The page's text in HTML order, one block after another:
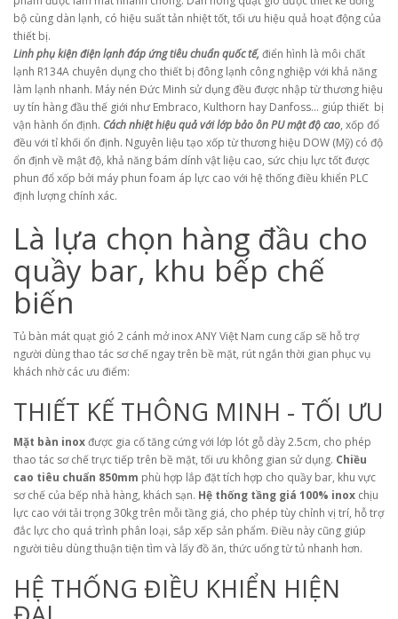
bộ cùng dàn lạnh, có hiệu suất tản nhiệt tốt, tối ưu hiệu quả hoạt động của
thiết bị.
Linh phụ kiện điện lạnh đáp ứng tiêu chuẩn quốc tế, điển hình là môi chất
lạnh R134A chuyên dụng cho thiết bị đông lạnh công nghiệp với khả năng
làm lạnh nhanh. Máy nén Đức Minh sử dụng đều được nhập từ thương hiệu
uy tín hàng đầu thế giới như Embraco, Kulthorn hay Danfoss… giúp thiết bị
vận hành ổn định. Cách nhiệt hiệu quả với lớp bảo ôn PU mật độ cao, xốp đổ
đều với tỉ khối ổn định. Nguyên liệu tạo xốp từ thương hiệu DOW (Mỹ) có độ
ổn định về mật độ, khả năng bám dính vật liệu cao, sức chịu lực tốt được
phun đổ xốp bởi máy phun foam áp lực cao với hệ thống điều khiển PLC
định lượng chính xác.
Là lựa chọn hàng đầu cho
quầy bar, khu bếp chế
biến
Tủ bàn mát quạt gió 2 cánh mở inox ANY Việt Nam cung cấp sẽ hỗ trợ
người dùng thao tác sơ chế ngay trên bề mặt, rút ngắn thời gian phục vụ
khách nhờ các ưu điểm:
THIẾT KẾ THÔNG MINH - TỐI ƯU
Mặt bàn inoxđược gia cố tăng cứng với lớp lót gỗ dày 2.5cm, cho phép
thao tác sơ chế trực tiếp trên bề mặt, tối ưu không gian sử dụng. Chiều
cao tiêu chuẩn 850mm phù hợp lắp đặt tích hợp cho quầy bar, khu vực
sơ chế của bếp nhà hàng, khách sạn. Hệ thống tầng giá 100% inox chịu
lực cao với tải trọng 30kg trên mỗi tầng giá, cho phép tùy chỉnh vị trí, hỗ trợ
đắc lực cho quá trình phân loại, sắp xếp sản phẩm. Điều này cũng giúp
người tiêu dùng thuận tiện tìm và lấy đồ ăn, thức uống từ tủ nhanh hơn.
HỆ THỐNG ĐIỀU KHIỂN HIỆN